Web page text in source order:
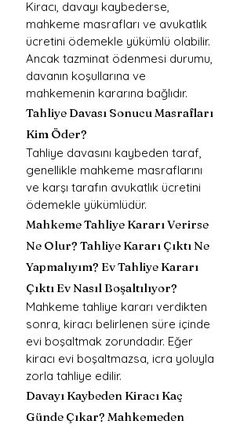
Kiracı, davayı kaybederse,
mahkeme masrafları ve avukatlık
ücretini ödemekle yükümlü olabilir.
Ancak tazminat ödenmesi durumu,
davanın koşullarına ve
mahkemenin kararına bağlıdır.
Tahliye Davası Sonucu Masrafları
Kim Öder?
Tahliye davasını kaybeden taraf,
genellikle mahkeme masraflarını
ve karşı tarafın avukatlık ücretini
ödemekle yükümlüdür.
Mahkeme Tahliye Kararı Verirse
Ne Olur? Tahliye Kararı Çıktı Ne
Yapmalıyım? Ev Tahliye Kararı
Çıktı Ev Nasıl Boşaltılıyor?
Mahkeme tahliye kararı verdikten
sonra, kiracı belirlenen süre içinde
evi boşaltmak zorundadır. Eğer
kiracı evi boşaltmazsa, icra yoluyla
zorla tahliye edilir.
Davayı Kaybeden Kiracı Kaç
Günde Çıkar? Mahkemeden